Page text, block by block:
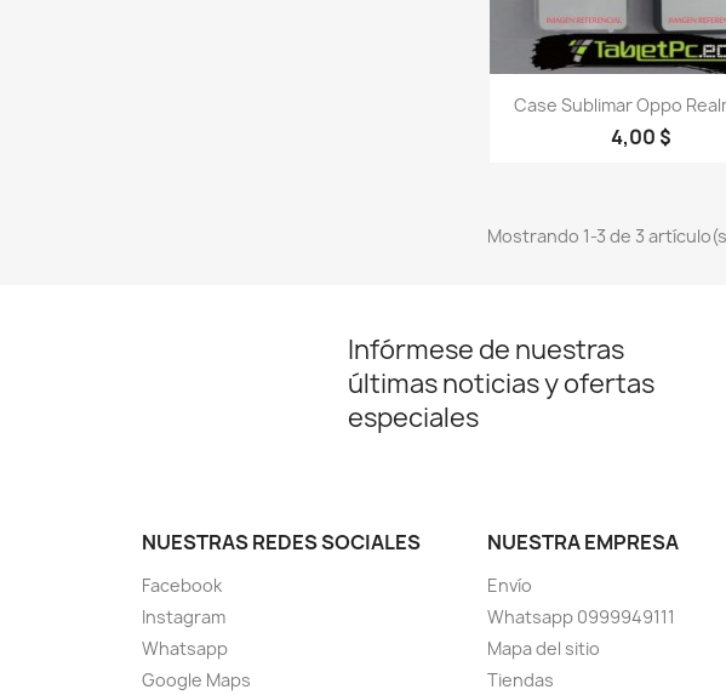
Vista rápida
Case Sublimar Oppo
4,00 $
Mostrando 1-3 de 3
Infórmese de nuestras
últimas noticias y ofertas
especiales
NUESTRAS REDES SOCIALES
Facebook
Instagram
Whatsapp
Google Maps
NUESTRA EMPRESA
Envío
Whatsapp 0999949111
Mapa del sitio
Tiendas